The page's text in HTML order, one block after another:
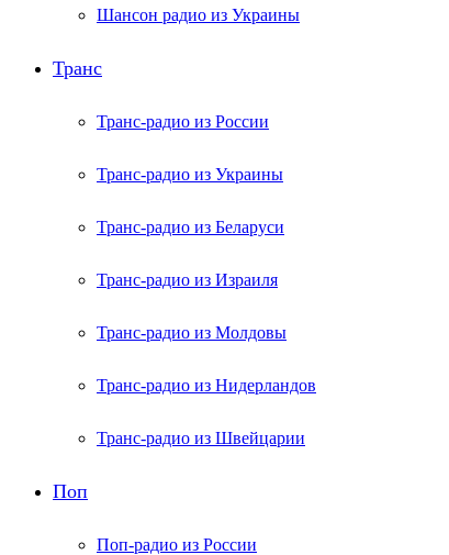
Шансон радио из Украины
Транс
Транс-радио из России
Транс-радио из Украины
Транс-радио из Беларуси
Транс-радио из Израиля
Транс-радио из Молдовы
Транс-радио из Нидерландов
Транс-радио из Швейцарии
Поп
Поп-радио из России